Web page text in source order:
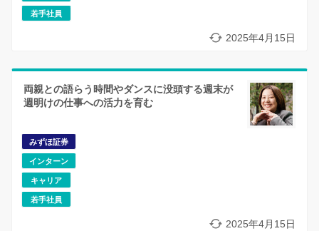
若手社員
2025年4月15日
両親との語らう時間やダンスに没頭する週末が
週明けの仕事への活力を育む
みずほ証券
インターン
キャリア
若手社員
2025年4月15日